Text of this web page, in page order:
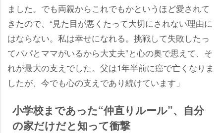
ました。でも両親からこれでもかというほど愛されて
きたので、“見た目が悪くたって大切にされない理由に
はならない。私は幸せになれる。挑戦して失敗したっ
てパパとママがいるから大丈夫”と心の奥で思えて、そ
れが最大の支えでした。父は1年半前に癌で亡くなりま
したが、今でも心の支えであり続けています」
小学校まであった“仲直りルール”、自分
の家だけだと知って衝撃